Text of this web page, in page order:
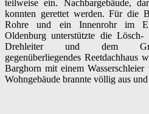
teilweise ein. Nachbargebäude,
konnten gerettet werden. Für die
Rohre und ein Innenrohr im
Oldenburg unterstützte die
Drehleiter und dem
gegenüberliegendes
Barghorn mit einem
Wohngebäude brannte völlig aus